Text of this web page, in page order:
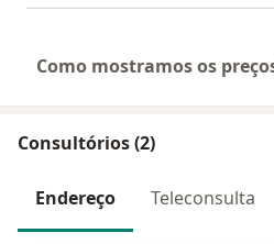
Como mostramos os
Consultórios (2)
Endereço Teleconsulta